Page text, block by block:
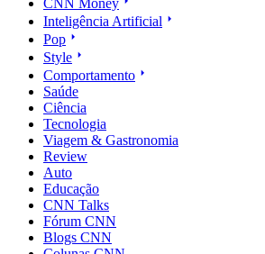
Inteligência Artificial
Pop
Style
Comportamento
Saúde
Ciência
Tecnologia
Viagem & Gastronomia
Review
Auto
Educação
CNN Talks
Fórum CNN
Blogs CNN